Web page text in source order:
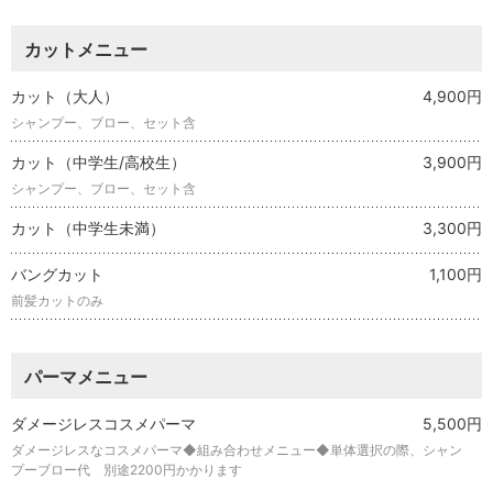
カットメニュー
カット（大人） 4,900円
シャンプー、ブロー、セット含
カット（中学生/高校生） 3,900円
シャンプー、ブロー、セット含
カット（中学生未満） 3,300円
バングカット 1,100円
前髪カットのみ
パーマメニュー
ダメージレスコスメパーマ 5,500円
ダメージレスなコスメパーマ◆組み合わせメニュー◆単体選択の際、シャン
プーブロー代 別途2200円かかります